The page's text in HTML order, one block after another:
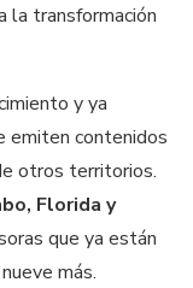
la transformación
y ya
emiten contenidos
otros territorios.
Florida y
que ya están
más.